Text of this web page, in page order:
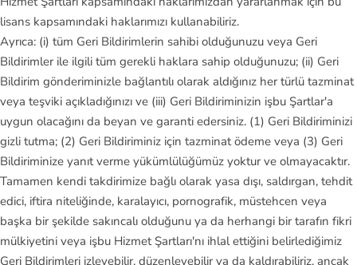
lisans kapsamındaki haklarımızı kullanabiliriz.
Ayrıca: (i) tüm Geri Bildirimlerin sahibi olduğunuzu veya Geri
Bildirimler ile ilgili tüm gerekli haklara sahip olduğunuzu; (ii) Geri
Bildirim gönderiminizle bağlantılı olarak aldığınız her türlü tazminat
veya teşviki açıkladığınızı ve (iii) Geri Bildiriminizin işbu Şartlar'a
uygun olacağını da beyan ve garanti edersiniz. (1) Geri Bildiriminizi
gizli tutma; (2) Geri Bildiriminiz için tazminat ödeme veya (3) Geri
Bildiriminize yanıt verme yükümlülüğümüz yoktur ve olmayacaktır.
Tamamen kendi takdirimize bağlı olarak yasa dışı, saldırgan, tehdit
edici, iftira niteliğinde, karalayıcı, pornografik, müstehcen veya
başka bir şekilde sakıncalı olduğunu ya da herhangi bir tarafın fikri
mülkiyetini veya işbu Hizmet Şartları'nı ihlal ettiğini belirlediğimiz
Geri Bildirimleri izleyebilir, düzenleyebilir ya da kaldırabiliriz, ancak